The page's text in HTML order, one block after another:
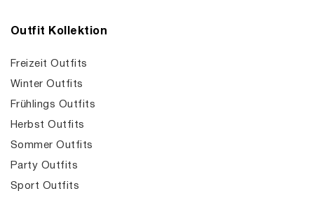
Outfit Kollektion
Freizeit Outfits
Winter Outfits
Frühlings Outfits
Herbst Outfits
Sommer Outfits
Party Outfits
Sport Outfits